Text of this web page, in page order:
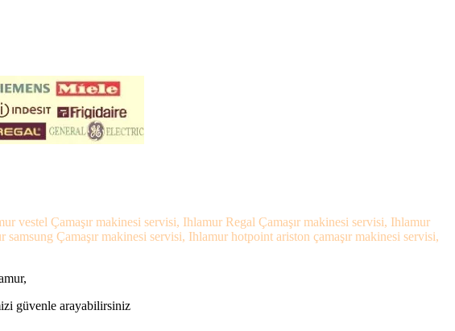
vestel Çamaşır makinesi servisi, Ihlamur Regal Çamaşır makinesi servisi, Ihlamur
Çamaşır makinesi servisi, Ihlamur hotpoint ariston çamaşır makinesi servisi,
güvenle arayabilirsiniz